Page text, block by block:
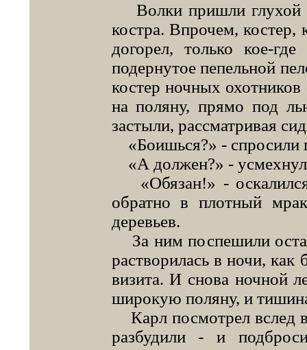
Волки пришли глухой
костра. Впрочем, костер,
догорел, только кое-
подернутое пепельной
костер ночных
на поляну, прямо под
застыли, рассматривая
«Боишься?» - спросили
«А должен?» -
«Обязан!» -
обратно в плотный
деревьев.
За ним поспешили
растворилась в ночи, как
визита. И снова ночной
широкую поляну, и
Карл посмотрел вслед
разбудили - и